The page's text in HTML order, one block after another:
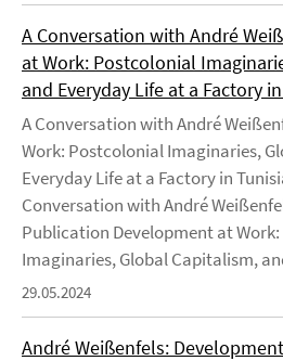
A Conversation with André
at Work: Postcolonial
and Everyday Life at a Factory
A Conversation with André
Work: Postcolonial Imaginaries,
Everyday Life at a Factory in
Conversation with André
Publication Development at
Imaginaries, Global Capitalism,
29.05.2024
André Weißenfels: